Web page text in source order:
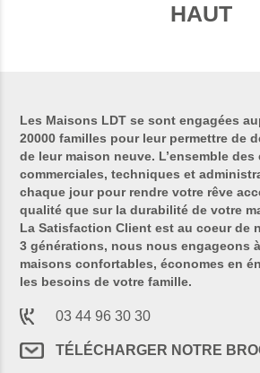
HAUT
Les Maisons LDT se sont engagées
20000 familles pour leur permettre de
de leur maison neuve. L’ensemble des
commerciales, techniques et
chaque jour pour rendre votre rêve
qualité que sur la durabilité de votre
La Satisfaction Client est au coeur de
3 générations, nous nous engageons
maisons confortables, économes en
les besoins de votre famille.
03 44 96 30 30
TÉLÉCHARGER NOTRE